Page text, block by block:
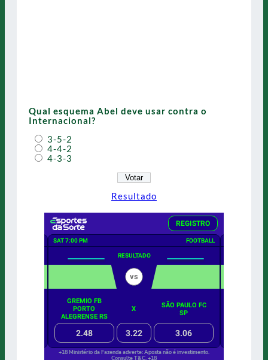
Qual esquema Abel deve usar contra o
Internacional?
3-5-2
4-4-2
4-3-3
Resultado